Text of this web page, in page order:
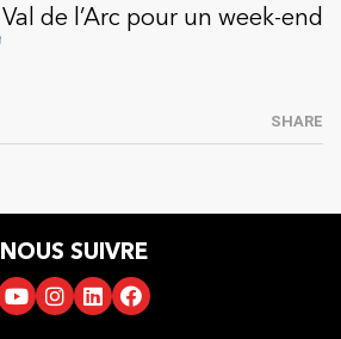
de l’Arc pour un week-end
SHARE
NOUS SUIVRE